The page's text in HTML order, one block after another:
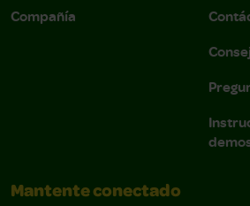
Compañía
Mantente conectado